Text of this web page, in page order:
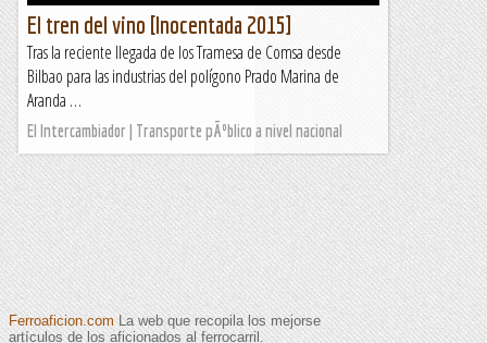
El tren del vino [Inocentada 2015]
Tras la reciente llegada de los Tramesa de Comsa desde
Bilbao para las industrias del polígono Prado Marina de
Aranda …
El Intercambiador | Transporte pÃºblico a nivel nacional